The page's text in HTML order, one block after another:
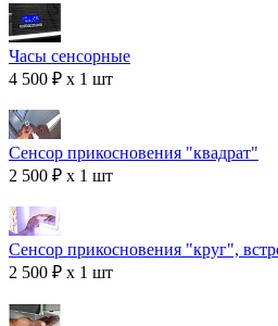
Часы сенсорные
4 500 ₽ x 1 шт
Сенсор прикосновения "квадрат"
2 500 ₽ x 1 шт
Сенсор прикосновения "круг",
2 500 ₽ x 1 шт